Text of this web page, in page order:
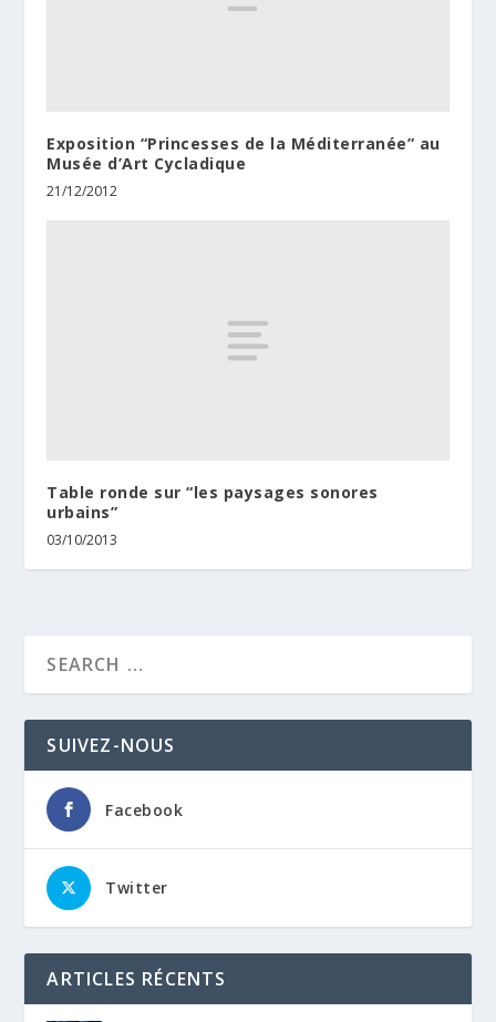
Exposition “Princesses de la Méditerranée” au
Musée d’Art Cycladique
21/12/2012
Table ronde sur “les paysages sonores
urbains”
03/10/2013
SUIVEZ-NOUS
Facebook
Twitter
ARTICLES RÉCENTS